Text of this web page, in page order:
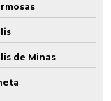
de Minas